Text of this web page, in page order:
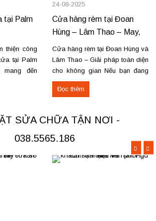
tại Palm
thiện công
tại Palm
đến
và tiện
cao cấp.
may định
trọng, giữ
24-08-2025
Cửa hàng rèm tại Đoan
Hùng – Lâm Thao – May,
lắp đặt, sửa chữa
Cửa hàng rèm tại Đoan Hùng và
Lâm Thao – Giải pháp toàn diện
cho không gian Nếu bạn đang
tìm nơi may, lắp đặt rèm cửa
hoặc cần sửa chữa rèm hỏng tại
chúng tôi sẵn sàng đáp ứng với
dịch vụ chuyên nghiệp và giá...
Đọc thêm
SỬA CHỮA TẬN NƠI -
038.5565.186